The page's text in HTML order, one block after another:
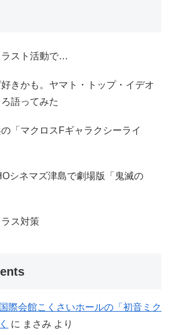
ラスト活動で…
きかも。ヤマト・トップ・イデオ
語ってみた
「マクロスFギャラクシーライ
シネマズ津島で劇場版「鬼滅の
ス対策
際会館こくさいホールの「初音ミク
に まさみ より